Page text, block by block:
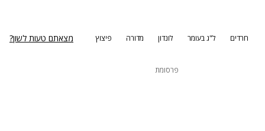
חרדים ל"ג בעומר לונדון מדורה פיצוץ מצאתם טעות לשון?
פרסומת